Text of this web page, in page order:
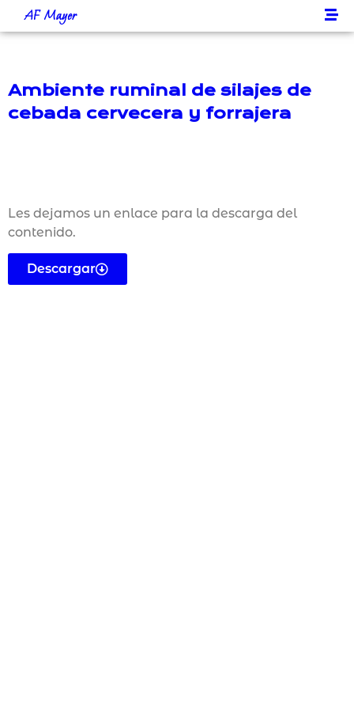
AF Mayer
Ambiente ruminal de silajes de
cebada cervecera y forrajera
Les dejamos un enlace para la descarga del
contenido.
Descargar